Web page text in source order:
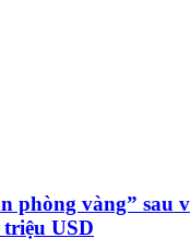
phòng vàng” sau
USD